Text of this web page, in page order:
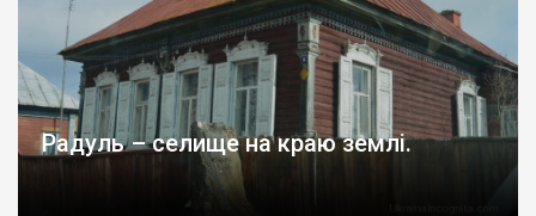
Радуль – селище на краю землі.